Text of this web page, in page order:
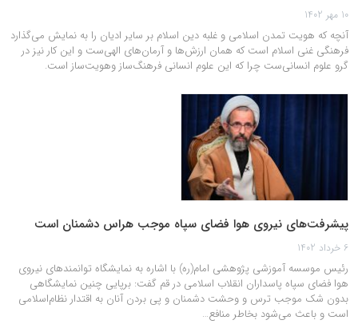
10 مهر 1402
آنچه که هویت تمدن اسلامی و غلبه دین اسلام بر سایر ادیان را به نمایش می‌گذارد
فرهنگی غنی اسلام است که همان ارزش‌ها و آرمان‌های الهی‌ست و این کار نیز در
گرو علوم انسانی‌ست چرا که این علوم انسانی فرهنگ‌ساز وهویت‌ساز است.
پیشرفت‌های نیروی هوا فضای سپاه موجب هراس دشمنان است
6 خرداد 1402
رئیس موسسه آموزشی پژوهشی امام(ره) با اشاره به نمایشگاه توانمندهای نیروی
هوا فضای سپاه پاسداران انقلاب اسلامی در قم گفت: برپایی چنین نمایشگاهی
بدون شک موجب ترس و وحشت دشمنان و پی بردن آنان به اقتدار نظام‌اسلامی
است و باعث می‌شود بخاطر منافع…